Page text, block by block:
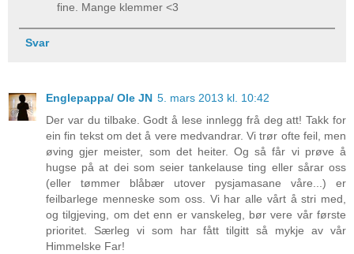
fine. Mange klemmer <3
Svar
Englepappa/ Ole JN 5. mars 2013 kl. 10:42
Der var du tilbake. Godt å lese innlegg frå deg att! Takk for
ein fin tekst om det å vere medvandrar. Vi trør ofte feil, men
øving gjer meister, som det heiter. Og så får vi prøve å
hugse på at dei som seier tankelause ting eller sårar oss
(eller tømmer blåbær utover pysjamasane våre...) er
feilbarlege menneske som oss. Vi har alle vårt å stri med,
og tilgjeving, om det enn er vanskeleg, bør vere vår første
prioritet. Særleg vi som har fått tilgitt så mykje av vår
Himmelske Far!